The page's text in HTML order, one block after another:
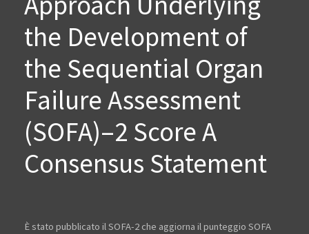
the Development of
the Sequential Organ
Failure Assessment
(SOFA)–2 Score A
Consensus Statement
È stato pubblicato il SOFA-2 che aggiorna il punteggio SOFA